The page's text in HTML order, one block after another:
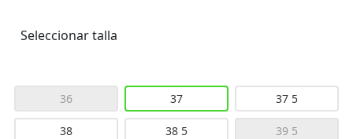
Seleccionar talla
36 37 37 5
38 38 5 39 5